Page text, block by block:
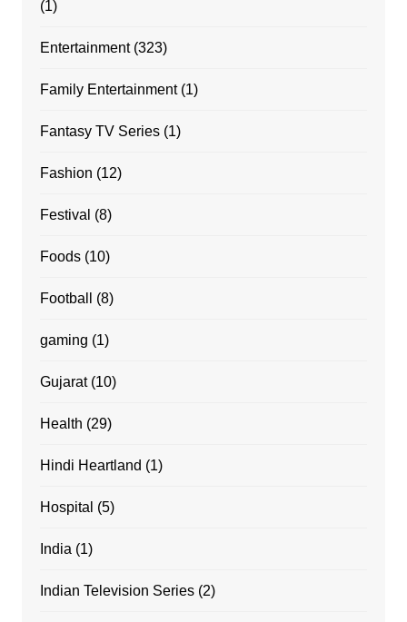
(1)
Entertainment(323)
Family Entertainment(1)
Fantasy TV Series(1)
Fashion (12)
Festival (8)
Foods(10)
Football (8)
gaming (1)
Gujarat(10)
Health (29)
Hindi Heartland (1)
Hospital (5)
India (1)
Indian Television Series(2)